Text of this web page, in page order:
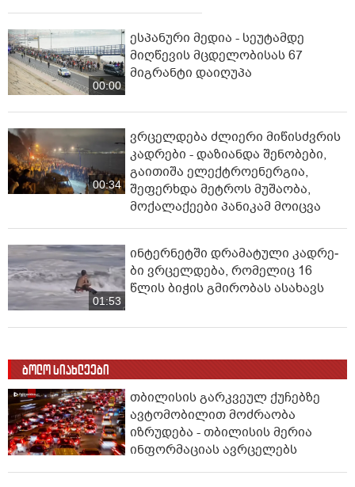
00:00
ესპანური მედია - სეუტამდე
მიღწევის მცდელობისას 67
მიგრანტი დაიღუპა
00:34
ვრცელდება ძლიერი მიწისძვრის
კადრები - დაზიანდა შენობები,
გაითიშა ელექტროენერგია,
შეფერხდა მეტროს მუშაობა,
მოქალაქეები პანიკამ მოიცვა
01:53
ინ­ტერ­ნეტ­ში დრა­მა­ტუ­ლი კად­რე­
ბი ვრცელდება, რომელიც 16
წლის ბიჭის გმირობას ასახავს
ბოლო სიახლეები
თბილისის გარკვეულ ქუჩებზე
ავტომობილით მოძრაობა
იზრუდება - თბილისის მერია
ინფორმაციას ავრცელებს